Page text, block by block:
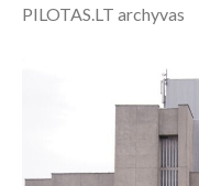
PILOTAS.LT archyvas